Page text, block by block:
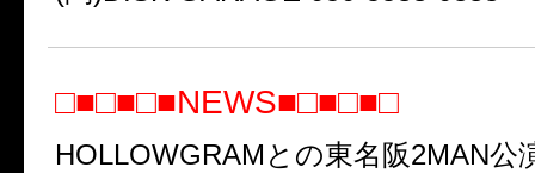
□■□■□■NEWS■□■□■□
HOLLOWGRAMとの東名阪2MAN公